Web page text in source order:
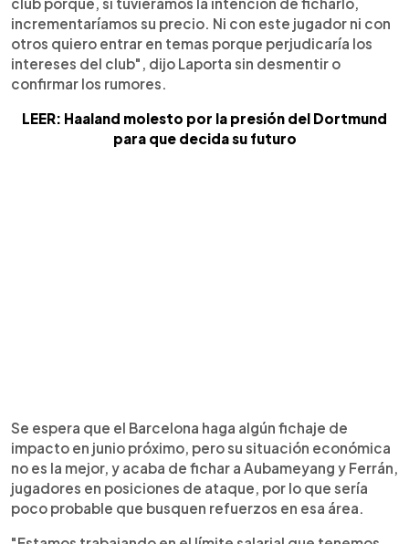
incrementaríamos su precio. Ni con este jugador ni con
otros quiero entrar en temas porque perjudicaría los
intereses del club", dijo Laporta sin desmentir o
confirmar los rumores.
LEER: Haaland molesto por la presión del Dortmund
para que decida su futuro
Se espera que el Barcelona haga algún fichaje de
impacto en junio próximo, pero su situación económica
no es la mejor, y acaba de fichar a Aubameyang y Ferrán,
jugadores en posiciones de ataque, por lo que sería
poco probable que busquen refuerzos en esa área.